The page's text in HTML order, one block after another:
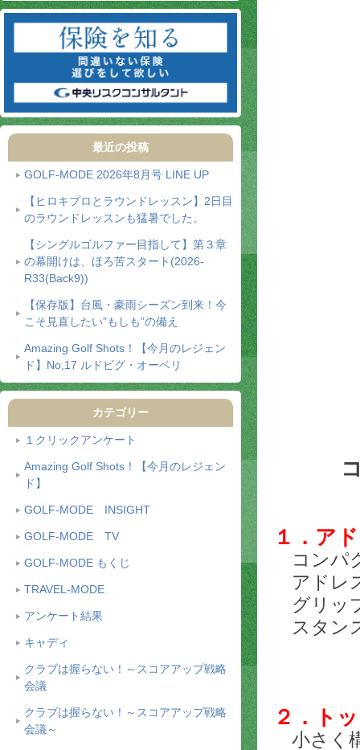
最近の投稿
GOLF-MODE 2026年8月号 LINE UP
【ヒロキプロとラウンドレッスン】2日目
のラウンドレッスンも猛暑でした。
【シングルゴルファー目指して】第３章
の幕開けは、ほろ苦スタート(2026-
R33(Back9))
【保存版】台風・豪雨シーズン到来！今
こそ見直したい”もしも”の備え
Amazing Golf Shots！【今月のレジェン
ド】No,17 ルドビグ・オーベリ
カテゴリー
１クリックアンケート
Amazing Golf Shots！【今月のレジェン
ド】
GOLF-MODE INSIGHT
GOLF-MODE TV
GOLF-MODE もくじ
TRAVEL-MODE
アンケート結果
キャディ
クラブは握らない！～スコアアップ戦略
会議
クラブは握らない！～スコアアップ戦略
会議～
１．ア
コンパ
アドレ
グリッ
スタン
２．ト
小さく